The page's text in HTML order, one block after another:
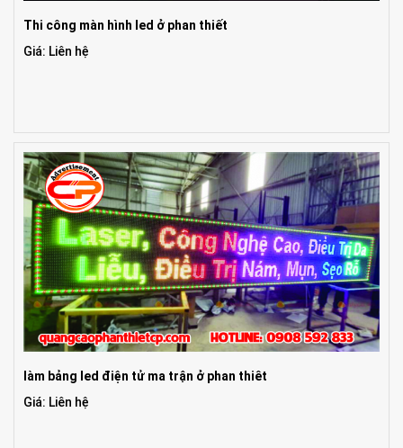
Thi công màn hình led ở phan thiết
Giá: Liên hệ
làm bảng led điện tử ma trận ở phan thiêt
Giá: Liên hệ